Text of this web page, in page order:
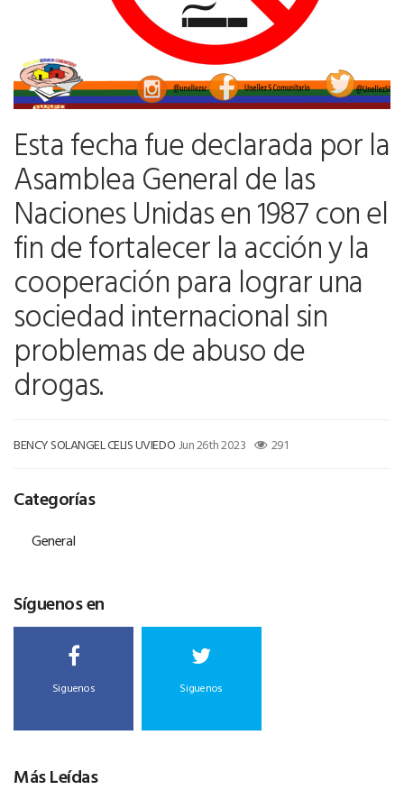
Esta fecha fue declarada por la
Asamblea General de las
Naciones Unidas en 1987 con el
fin de fortalecer la acción y la
cooperación para lograr una
sociedad internacional sin
problemas de abuso de
drogas.
BENCY SOLANGEL CELIS UVIEDOJun 26th 2023 291
Categorías
General
Síguenos en
Siguenos Siguenos
Más Leídas